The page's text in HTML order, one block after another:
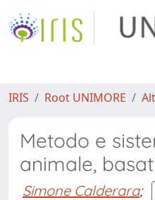
IRIS Root UNIMORE
Metodo e
animale,
Simone Calderara;